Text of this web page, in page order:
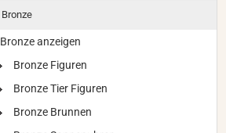
Bronze
Bronze anzeigen
Bronze Figuren
Bronze Tier Figuren
Bronze Brunnen